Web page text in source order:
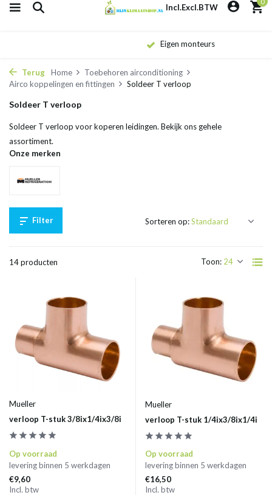
Incl.Excl.BTW
Eigen monteurs
Terug Home
Toebehoren airconditioning
Airco koppelingen en fittingen
Soldeer T verloop
Soldeer T verloop
Soldeer T verloop voor koperen leidingen. Bekijk ons gehele
assortiment.
Onze merken
Filter
14 producten Toon:
Sorteren op:
Mueller
verloop T-stuk 3/8ix1/4ix3/8i
Op voorraad
levering binnen 5 werkdagen
€9,60
Incl. btw
Mueller
verloop T-stuk 1/4ix3/8ix1/4i
Op voorraad
levering binnen 5 werkdagen
€16,50
Incl. btw